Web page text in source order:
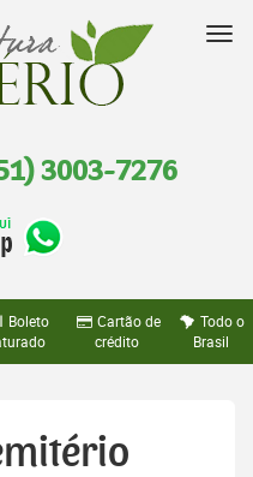
3003-7276
Boleto
Cartão de
crédito
Todo o
Brasil